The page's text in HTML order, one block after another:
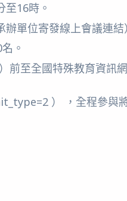
16時。
單位寄發線上會議連結
。
前至全國特殊教育資訊
） ，全程參與將